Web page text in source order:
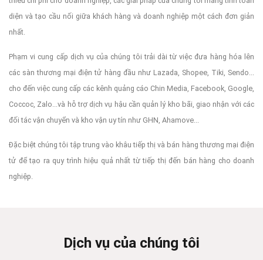
diện và tạo cầu nối giữa khách hàng và doanh nghiệp một cách đơn giản
nhất.
Phạm vi cung cấp dịch vụ của chúng tôi trải dài từ việc đưa hàng hóa lên
các sàn thương mại điện tử hàng đầu như Lazada, Shopee, Tiki, Sendo...
cho đến việc cung cấp các kênh quảng cáo Chin Media, Facebook, Google,
Coccoc, Zalo...và hỗ trợ dịch vụ hậu cần quản lý kho bãi, giao nhận với các
đối tác vận chuyển và kho vận uy tín như GHN, Ahamove...
Đặc biệt chúng tôi tập trung vào khâu tiếp thị và bán hàng thương mại điện
tử để tạo ra quy trình hiệu quả nhất từ tiếp thị đến bán hàng cho doanh
nghiệp.
Dịch vụ của chúng tôi